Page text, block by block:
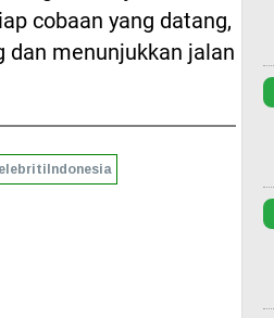
cobaan yang datang,
dan menunjukkan jalan